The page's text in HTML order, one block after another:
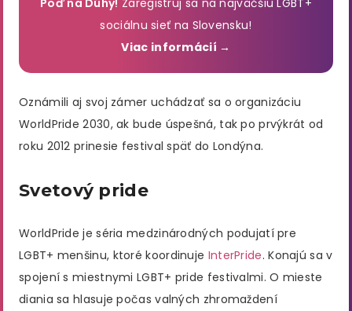
Poď na Dúhy! Zaregistruj sa na najväčšiu LGBT+
sociálnu sieť na Slovensku!
Viac informácií →
Oznámili aj svoj zámer uchádzať sa o organizáciu
WorldPride 2030, ak bude úspešná, tak po prvýkrát od
roku 2012 prinesie festival späť do Londýna.
Svetový pride
WorldPride je séria medzinárodných podujatí pre
LGBT+ menšinu, ktoré koordinuje InterPride. Konajú sa v
spojení s miestnymi LGBT+ pride festivalmi. O mieste
diania sa hlasuje počas valných zhromaždení